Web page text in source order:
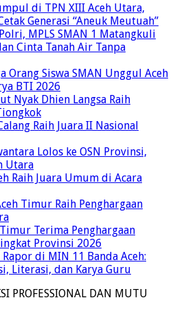
di TPN XIII Aceh Utara,
Generasi “Aneuk Meutuah”
MPLS SMAN 1 Matangkuli
Cinta Tanah Air Tanpa
Orang Siswa SMAN Unggul Aceh
BTI 2026
Nyak Dhien Langsa Raih
Raih Juara II Nasional
Lolos ke OSN Provinsi,
Utara
Raih Juara Umum di Acara
Timur Raih Penghargaan
Terima Penghargaan
Provinsi 2026
di MIN 11 Banda Aceh:
Literasi, dan Karya Guru
PROFESSIONAL DAN MUTU